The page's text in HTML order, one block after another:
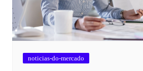
noticias-do-mercado